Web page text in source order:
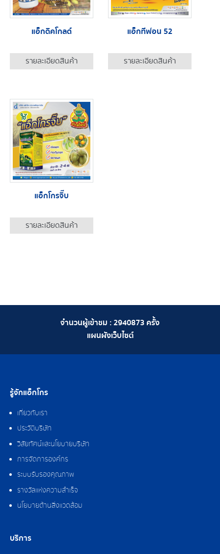
แอ็กดิคโกลด์
รายละเอียดสินค้า
แอ็กทีฟอน 52
รายละเอียดสินค้า
แอ็กโกรจิ๊บ
รายละเอียดสินค้า
จำนวนผู้เข้าชม :2940873 ครั้ง
แผนผังเว็บไซต์
รู้จักแอ็กโกร
เกี่ยวกับเรา
ประวัติบริษัท
วิสัยทัศน์และนโยบายบริษัท
การจัดการองค์กร
ระบบรับรองคุณภาพ
รางวัลแห่งความสำเร็จ
นโยบายด้านสิ่งแวดล้อม
บริการ